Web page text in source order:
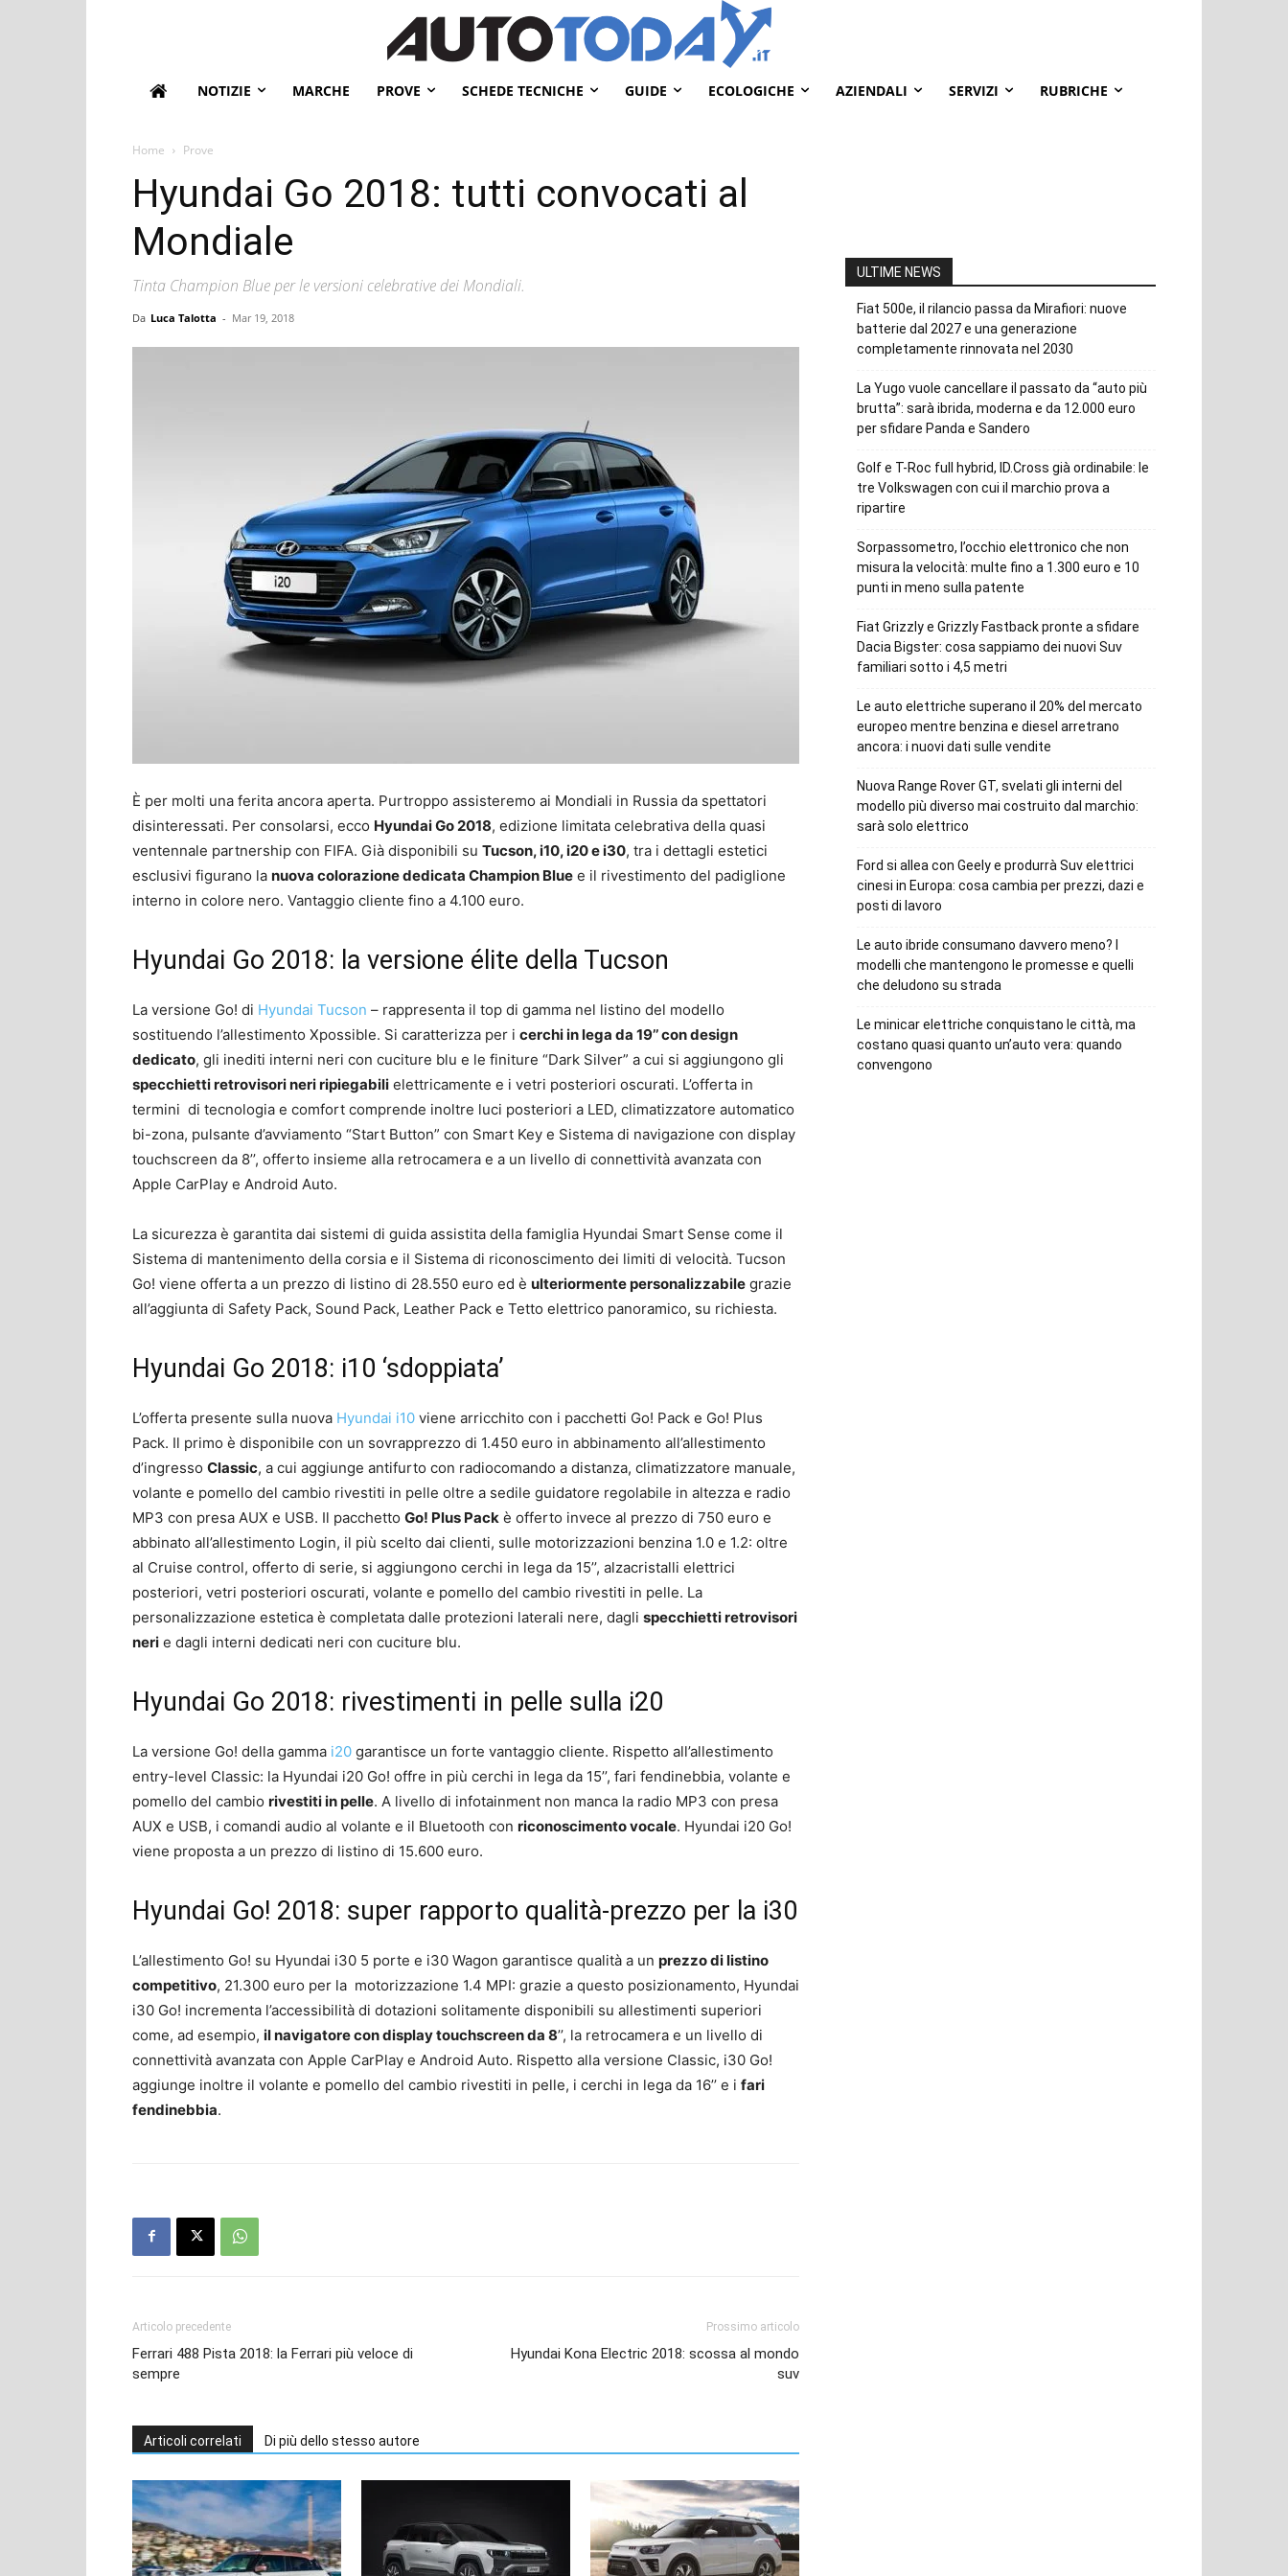
NOTIZIE MARCHE PROVE SCHEDE TECNICHE GUIDE ECOLOGICHE AZIENDALI SERVIZI RUBRICHE
Home Prove
Hyundai Go 2018: tutti convocati al
Mondiale
Tinta Champion Blue per le versioni celebrative dei Mondiali.
Da Luca Talotta - Mar 19, 2018
È per molti una ferita ancora aperta. Purtroppo assisteremo ai Mondiali in Russia da spettatori
disinteressati. Per consolarsi, ecco Hyundai Go 2018, edizione limitata celebrativa della quasi
ventennale partnership con FIFA. Già disponibili su Tucson, i10, i20 e i30, tra i dettagli estetici
esclusivi figurano la nuova colorazione dedicata Champion Blue e il rivestimento del padiglione
interno in colore nero. Vantaggio cliente fino a 4.100 euro.
Hyundai Go 2018: la versione élite della Tucson
La versione Go! di Hyundai Tucson – rappresenta il top di gamma nel listino del modello
sostituendo l’allestimento Xpossible. Si caratterizza per i cerchi in lega da 19’’ con design
dedicato, gli inediti interni neri con cuciture blu e le finiture “Dark Silver” a cui si aggiungono gli
specchietti retrovisori neri ripiegabili elettricamente e i vetri posteriori oscurati. L’offerta in
termini di tecnologia e comfort comprende inoltre luci posteriori a LED, climatizzatore automatico
bi-zona, pulsante d’avviamento “Start Button” con Smart Key e Sistema di navigazione con display
touchscreen da 8’’, offerto insieme alla retrocamera e a un livello di connettività avanzata con
Apple CarPlay e Android Auto.
La sicurezza è garantita dai sistemi di guida assistita della famiglia Hyundai Smart Sense come il
Sistema di mantenimento della corsia e il Sistema di riconoscimento dei limiti di velocità. Tucson
Go! viene offerta a un prezzo di listino di 28.550 euro ed è ulteriormente personalizzabile grazie
all’aggiunta di Safety Pack, Sound Pack, Leather Pack e Tetto elettrico panoramico, su richiesta.
Hyundai Go 2018: i10 ‘sdoppiata’
L’offerta presente sulla nuova Hyundai i10 viene arricchito con i pacchetti Go! Pack e Go! Plus
Pack. Il primo è disponibile con un sovrapprezzo di 1.450 euro in abbinamento all’allestimento
d’ingresso Classic, a cui aggiunge antifurto con radiocomando a distanza, climatizzatore manuale,
volante e pomello del cambio rivestiti in pelle oltre a sedile guidatore regolabile in altezza e radio
MP3 con presa AUX e USB. Il pacchetto Go! Plus Pack è offerto invece al prezzo di 750 euro e
abbinato all’allestimento Login, il più scelto dai clienti, sulle motorizzazioni benzina 1.0 e 1.2: oltre
al Cruise control, offerto di serie, si aggiungono cerchi in lega da 15’’, alzacristalli elettrici
posteriori, vetri posteriori oscurati, volante e pomello del cambio rivestiti in pelle. La
personalizzazione estetica è completata dalle protezioni laterali nere, dagli specchietti retrovisori
neri e dagli interni dedicati neri con cuciture blu.
Hyundai Go 2018: rivestimenti in pelle sulla i20
La versione Go! della gamma i20 garantisce un forte vantaggio cliente. Rispetto all’allestimento
entry-level Classic: la Hyundai i20 Go! offre in più cerchi in lega da 15’’, fari fendinebbia, volante e
pomello del cambio rivestiti in pelle. A livello di infotainment non manca la radio MP3 con presa
AUX e USB, i comandi audio al volante e il Bluetooth con riconoscimento vocale. Hyundai i20 Go!
viene proposta a un prezzo di listino di 15.600 euro.
Hyundai Go! 2018: super rapporto qualità-prezzo per la i30
L’allestimento Go! su Hyundai i30 5 porte e i30 Wagon garantisce qualità a un prezzo di listino
competitivo, 21.300 euro per la motorizzazione 1.4 MPI: grazie a questo posizionamento, Hyundai
i30 Go! incrementa l’accessibilità di dotazioni solitamente disponibili su allestimenti superiori
come, ad esempio, il navigatore con display touchscreen da 8’’, la retrocamera e un livello di
connettività avanzata con Apple CarPlay e Android Auto. Rispetto alla versione Classic, i30 Go!
aggiunge inoltre il volante e pomello del cambio rivestiti in pelle, i cerchi in lega da 16’’ e i fari
fendinebbia.
Articolo precedente
Ferrari 488 Pista 2018: la Ferrari più veloce di
sempre
Prossimo articolo
Hyundai Kona Electric 2018: scossa al mondo
suv
Articoli correlati Di più dello stesso autore
ULTIME NEWS
Fiat 500e, il rilancio passa da Mirafiori: nuove
batterie dal 2027 e una generazione
completamente rinnovata nel 2030
La Yugo vuole cancellare il passato da “auto più
brutta”: sarà ibrida, moderna e da 12.000 euro
per sfidare Panda e Sandero
Golf e T-Roc full hybrid, ID.Cross già ordinabile: le
tre Volkswagen con cui il marchio prova a
ripartire
Sorpassometro, l’occhio elettronico che non
misura la velocità: multe fino a 1.300 euro e 10
punti in meno sulla patente
Fiat Grizzly e Grizzly Fastback pronte a sfidare
Dacia Bigster: cosa sappiamo dei nuovi Suv
familiari sotto i 4,5 metri
Le auto elettriche superano il 20% del mercato
europeo mentre benzina e diesel arretrano
ancora: i nuovi dati sulle vendite
Nuova Range Rover GT, svelati gli interni del
modello più diverso mai costruito dal marchio:
sarà solo elettrico
Ford si allea con Geely e produrrà Suv elettrici
cinesi in Europa: cosa cambia per prezzi, dazi e
posti di lavoro
Le auto ibride consumano davvero meno? I
modelli che mantengono le promesse e quelli
che deludono su strada
Le minicar elettriche conquistano le città, ma
costano quasi quanto un’auto vera: quando
convengono